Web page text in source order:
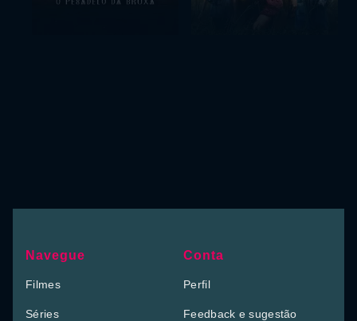
Navegue
Filmes
Séries
Conta
Perfil
Feedback e sugestão